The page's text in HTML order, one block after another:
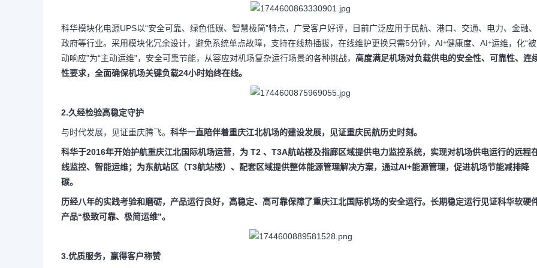
科华模块化电源UPS以“安全可靠、绿色低碳、智慧极简”特点，广受客户好评，目前广泛应用于民航、港口、交通、电力、金融、
政府等行业。采用模块化冗余设计，避免系统单点故障，支持在线热插拔，在线维护更换只需5分钟，AI⁺健康度、AI⁺运维，化“被
动响应”为“主动运维”，安全可靠节能，从容应对机场复杂运行场景的各种挑战， 高度满足机场对负载供电的安全性、可靠性、连
性要求，全面确保机场关键负载24小时始终在线。
2.久经检验高稳定守护
与时代发展，见证重庆腾飞。 科华一直陪伴着重庆江北机场的建设发展，见证重庆民航历史时刻。
科华于2016年开始护航重庆江北国际机场运营， 为 T2 、T3A航站楼及指廊区域提供电力监控系统，实现对机场供电运行的远程
线监控、智能运维；为东航站区（T3航站楼）、配套区域提供整体能源管理解决方案，通过AI+能源管理，促进机场节能减排降
碳。
历经八年的实践考验和磨砺，产品运行良好，高稳定、高可靠保障了重庆江北国际机场的安全运行。 长期稳定运行见证科华软硬
产品“极致可靠、极简运维”。
3.优质服务，赢得客户称赞